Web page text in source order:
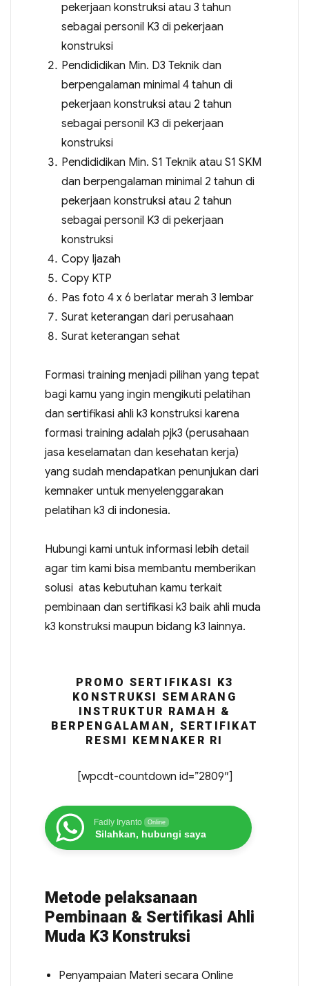
pekerjaan konstruksi atau 3 tahun
sebagai personil K3 di pekerjaan
konstruksi
Pendididikan Min. D3 Teknik dan
berpengalaman minimal 4 tahun di
pekerjaan konstruksi atau 2 tahun
sebagai personil K3 di pekerjaan
konstruksi
Pendididikan Min. S1 Teknik atau S1 SKM
dan berpengalaman minimal 2 tahun di
pekerjaan konstruksi atau 2 tahun
sebagai personil K3 di pekerjaan
konstruksi
Copy Ijazah
Copy KTP
Pas foto 4 x 6 berlatar merah 3 lembar
Surat keterangan dari perusahaan
Surat keterangan sehat
Formasi training menjadi pilihan yang tepat
bagi kamu yang ingin mengikuti pelatihan
dan sertifikasi ahli k3 konstruksi karena
formasi training adalah pjk3 (perusahaan
jasa keselamatan dan kesehatan kerja)
yang sudah mendapatkan penunjukan dari
kemnaker untuk menyelenggarakan
pelatihan k3 di indonesia.
Hubungi kami untuk informasi lebih detail
agar tim kami bisa membantu memberikan
solusi atas kebutuhan kamu terkait
pembinaan dan sertifikasi k3 baik ahli muda
k3 konstruksi maupun bidang k3 lainnya.
PROMO SERTIFIKASI K3
KONSTRUKSI SEMARANG
INSTRUKTUR RAMAH &
BERPENGALAMAN, SERTIFIKAT
RESMI KEMNAKER RI
[wpcdt-countdown id=”2809″]
Fadly Iryanto Online
Silahkan, hubungi saya
Metode pelaksanaan
Pembinaan & Sertifikasi Ahli
Muda K3 Konstruksi
Penyampaian Materi secara Online